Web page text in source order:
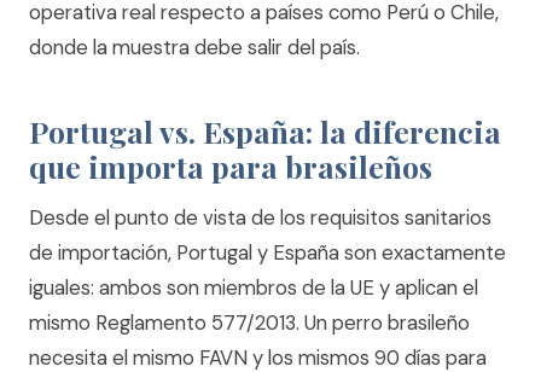
operativa real respecto a países como Perú o Chile,
donde la muestra debe salir del país.
Portugal vs. España: la diferencia
que importa para brasileños
Desde el punto de vista de los requisitos sanitarios
de importación, Portugal y España son exactamente
iguales: ambos son miembros de la UE y aplican el
mismo Reglamento 577/2013. Un perro brasileño
necesita el mismo FAVN y los mismos 90 días para